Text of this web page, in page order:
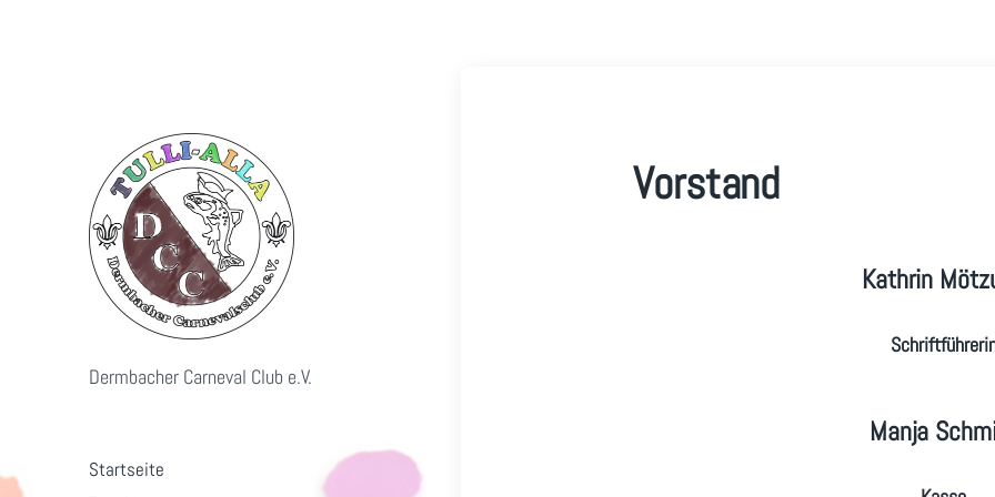
Dermbacher Carneval Club e.V.
Startseite
Vorstand
Kathrin
Manja